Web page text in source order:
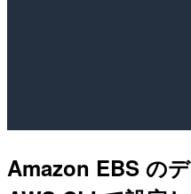
Amazon EBS の